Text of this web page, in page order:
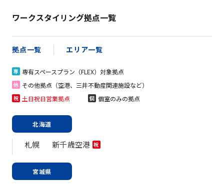
ワークスタイリング拠点一覧
拠点一覧 エリア一覧
専 専有スペースプラン（FLEX）対象拠点
他 その他拠点（空港、三井不動産関連施設など）
祝 土日祝日営業拠点 個 個室のみの拠点
北海道
札幌 新千歳空港 祝
宮城県